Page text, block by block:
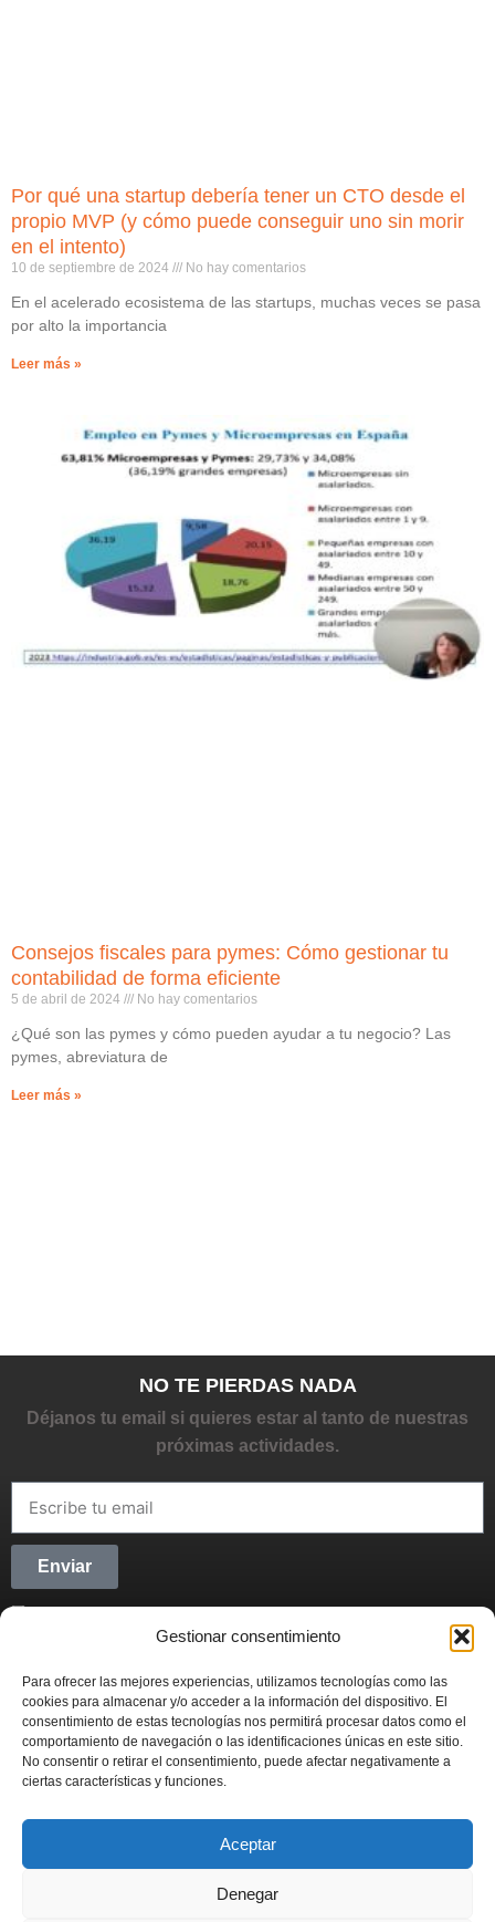
Gestionar consentimiento
Para ofrecer las mejores experiencias, utilizamos tecnologías como las
cookies para almacenar y/o acceder a la información del dispositivo. El
consentimiento de estas tecnologías nos permitirá procesar datos como el
comportamiento de navegación o las identificaciones únicas en este sitio.
No consentir o retirar el consentimiento, puede afectar negativamente a
ciertas características y funciones.
Aceptar
Denegar
Por qué una startup debería tener un CTO desde el
propio MVP (y cómo puede conseguir uno sin morir
en el intento)
10 de septiembre de 2024 No hay comentarios
En el acelerado ecosistema de las startups, muchas veces se pasa
por alto la importancia
Leer más »
Consejos fiscales para pymes: Cómo gestionar tu
contabilidad de forma eficiente
5 de abril de 2024 No hay comentarios
¿Qué son las pymes y cómo pueden ayudar a tu negocio? Las
pymes, abreviatura de
Leer más »
NO TE PIERDAS NADA
Déjanos tu email si quieres estar al tanto de nuestras
próximas actividades.
Enviar
Síguenos en Redes Sociales y forma parte del
movimiento emprendedor.